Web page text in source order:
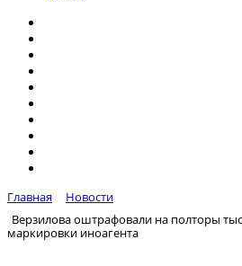
Главная
Новости
Верзилова оштрафовали на полторы
маркировки иноагента